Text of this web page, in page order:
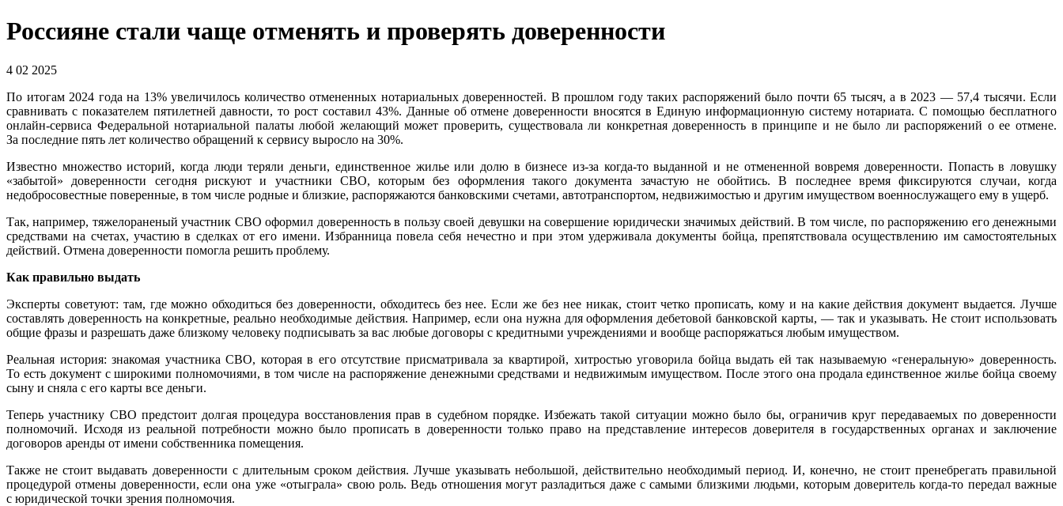
Россияне стали чаще отменять и проверять доверенности
4 02 2025
По итогам 2024 года на 13% увеличилось количество отмененных нотариальных доверенностей. В прошлом году таких распоряжений было почти 65 тысяч, а в 2023 — 57,4 тысячи. Если
сравнивать с показателем пятилетней давности, то рост составил 43%. Данные об отмене доверенности вносятся в Единую информационную систему нотариата. С помощью бесплатного
онлайн-сервиса Федеральной нотариальной палаты любой желающий может проверить, существовала ли конкретная доверенность в принципе и не было ли распоряжений о ее отмене.
За последние пять лет количество обращений к сервису выросло на 30%.
Известно множество историй, когда люди теряли деньги, единственное жилье или долю в бизнесе из-за когда-то выданной и не отмененной вовремя доверенности. Попасть в ловушку
«забытой» доверенности сегодня рискуют и участники СВО, которым без оформления такого документа зачастую не обойтись. В последнее время фиксируются случаи, когда
недобросовестные поверенные, в том числе родные и близкие, распоряжаются банковскими счетами, автотранспортом, недвижимостью и другим имуществом военнослужащего ему в ущерб.
Так, например, тяжелораненый участник СВО оформил доверенность в пользу своей девушки на совершение юридически значимых действий. В том числе, по распоряжению его денежными
средствами на счетах, участию в сделках от его имени. Избранница повела себя нечестно и при этом удерживала документы бойца, препятствовала осуществлению им самостоятельных
действий. Отмена доверенности помогла решить проблему.
Как правильно выдать
Эксперты советуют: там, где можно обходиться без доверенности, обходитесь без нее. Если же без нее никак, стоит четко прописать, кому и на какие действия документ выдается. Лучше
составлять доверенность на конкретные, реально необходимые действия. Например, если она нужна для оформления дебетовой банковской карты, — так и указывать. Не стоит использовать
общие фразы и разрешать даже близкому человеку подписывать за вас любые договоры с кредитными учреждениями и вообще распоряжаться любым имуществом.
Реальная история: знакомая участника СВО, которая в его отсутствие присматривала за квартирой, хитростью уговорила бойца выдать ей так называемую «генеральную» доверенность.
То есть документ с широкими полномочиями, в том числе на распоряжение денежными средствами и недвижимым имуществом. После этого она продала единственное жилье бойца своему
сыну и сняла с его карты все деньги.
Теперь участнику СВО предстоит долгая процедура восстановления прав в судебном порядке. Избежать такой ситуации можно было бы, ограничив круг передаваемых по доверенности
полномочий. Исходя из реальной потребности можно было прописать в доверенности только право на представление интересов доверителя в государственных органах и заключение
договоров аренды от имени собственника помещения.
Также не стоит выдавать доверенности с длительным сроком действия. Лучше указывать небольшой, действительно необходимый период. И, конечно, не стоит пренебрегать правильной
процедурой отмены доверенности, если она уже «отыграла» свою роль. Ведь отношения могут разладиться даже с самыми близкими людьми, которым доверитель когда-то передал важные
с юридической точки зрения полномочия.